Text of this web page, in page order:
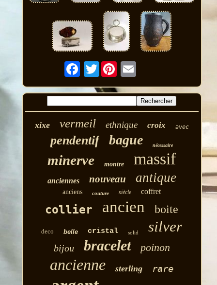
Twitter
xixe vermeil ethnique croix avec
pendentif bague nécessaire
minerve montre massif
anciennes nouveau antique
anciens couture siècle coffret
collier ancien boite
deco belle cristal solid silver
bijou bracelet poinon
ancienne sterling rare